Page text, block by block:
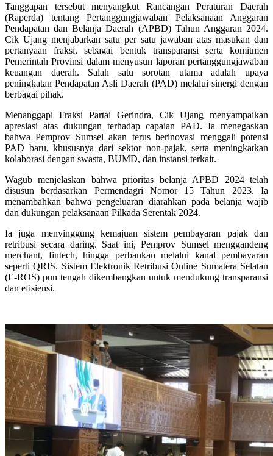
Tanggapan tersebut menyangkut Rancangan Peraturan Daerah
(Raperda) tentang Pertanggungjawaban Pelaksanaan Anggaran
Pendapatan dan Belanja Daerah (APBD) Tahun Anggaran 2024.
Cik Ujang menjabarkan satu per satu jawaban atas masukan dan
pertanyaan fraksi, sebagai bentuk transparansi serta komitmen
Pemerintah Provinsi dalam menyusun laporan pertanggungjawaban
keuangan daerah. Salah satu sorotan utama adalah upaya
peningkatan Pendapatan Asli Daerah (PAD) melalui sinergi dengan
berbagai pihak.
Menanggapi Fraksi Partai Gerindra, Cik Ujang menyampaikan
apresiasi atas dukungan terhadap capaian PAD. Ia menegaskan
bahwa Pemprov Sumsel akan terus berinovasi menggali potensi
PAD baru, khususnya dari sektor non-pajak, serta meningkatkan
kolaborasi dengan swasta, BUMD, dan instansi terkait.
Wagub menjelaskan bahwa prioritas belanja APBD 2024 telah
disusun berdasarkan Permendagri Nomor 15 Tahun 2023. Ia
menambahkan bahwa pengeluaran diarahkan pada belanja wajib
dan dukungan pelaksanaan Pilkada Serentak 2024.
Ia juga menyinggung kemajuan sistem pembayaran pajak dan
retribusi secara daring. Saat ini, Pemprov Sumsel menggandeng
merchant, fintech, hingga perbankan melalui kanal pembayaran
seperti QRIS. Sistem Elektronik Retribusi Online Sumatera Selatan
(E-ROS) pun tengah dikembangkan untuk mendukung transparansi
dan efisiensi.